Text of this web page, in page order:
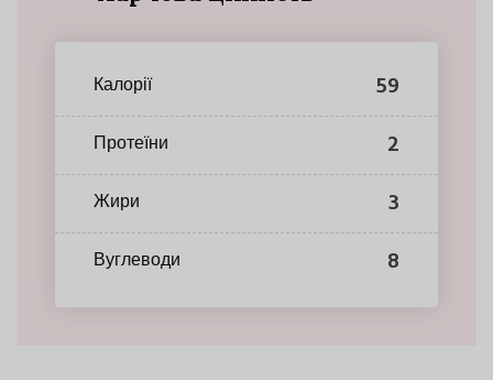
Калорії 59
Протеїни 2
Жири 3
Вуглеводи 8